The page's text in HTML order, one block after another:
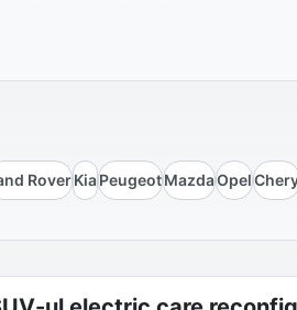
RoverKiaPeugeotMazdaOpel